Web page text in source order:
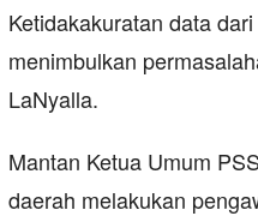
Ketidakakuratan data
menimbulkan
LaNyalla.
Mantan Ketua Umum
daerah melakukan